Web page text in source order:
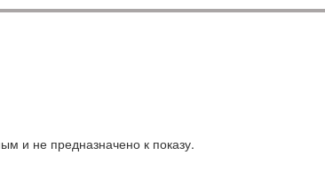
и не предназначено к показу.